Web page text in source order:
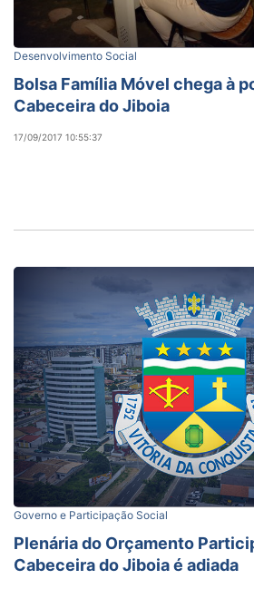
Desenvolvimento Social
Bolsa Família Móvel chega à
Cabeceira do Jiboia
17/09/2017 10:55:37
Governo e Participação Social
Plenária do Orçamento
Cabeceira do Jiboia é adiada